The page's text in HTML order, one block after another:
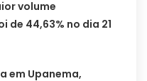
volume
de 44,63% no dia 21
em Upanema,